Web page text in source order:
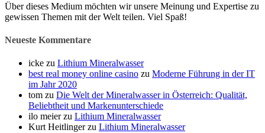
Über dieses Medium möchten wir unsere Meinung und Expertise zu
gewissen Themen mit der Welt teilen. Viel Spaß!
Neueste Kommentare
icke zu Lithium Mineralwasser
best real money online casino zu Moderne Führung in der IT
im Jahr 2020
tom zu Die Welt der Mineralwasser in Österreich: Qualität,
Beliebtheit und Markenunterschiede
ilo meierzu Lithium Mineralwasser
Kurt Heitlingerzu Lithium Mineralwasser